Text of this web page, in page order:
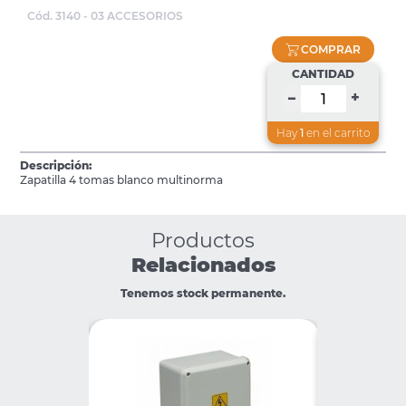
Cód. 3140 - 03 ACCESORIOS
COMPRAR
CANTIDAD
– +
Hay 1 en el carrito
Descripción:
Zapatilla 4 tomas blanco multinorma
Productos
Relacionados
Tenemos stock permanente.